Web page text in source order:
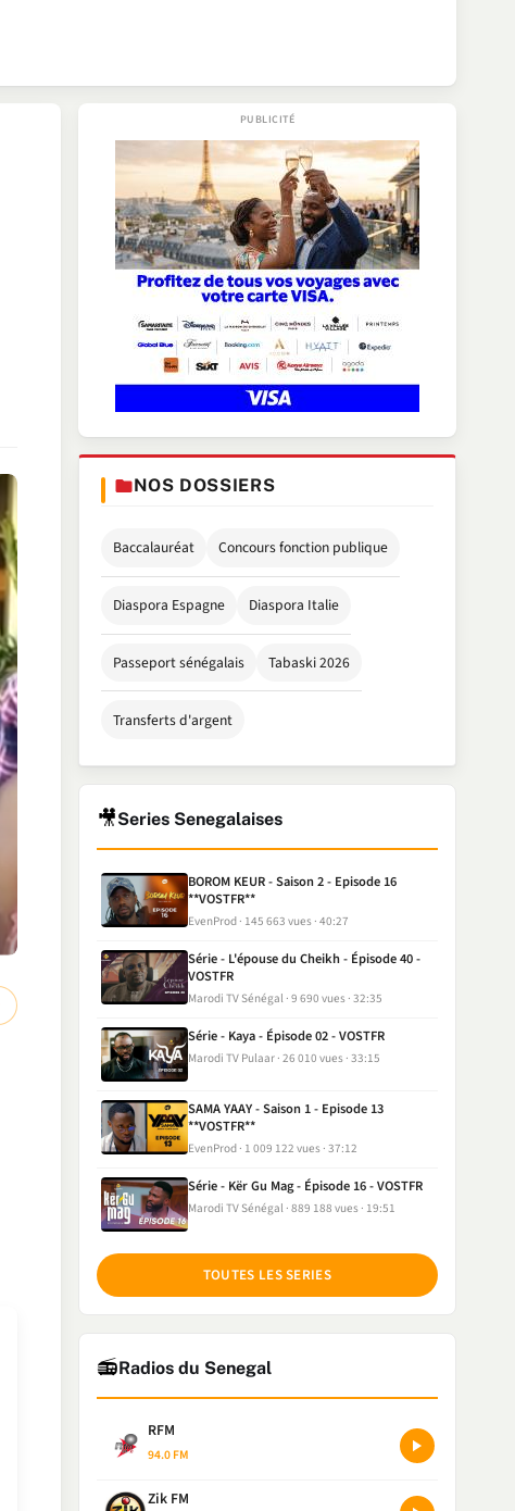
NOS DOSSIERS
Baccalauréat Concours fonction publique
Diaspora Espagne Diaspora Italie
Passeport sénégalais Tabaski 2026
Transferts d'argent
🎥Series Senegalaises
BOROM KEUR - Saison 2 - Episode 16
**VOSTFR**
EvenProd 145 663 vues 40:27
Série - L'épouse du Cheikh - Épisode 40 -
VOSTFR
Marodi TV Sénégal 9 690 vues 32:35
Série - Kaya - Épisode 02 - VOSTFR
Marodi TV Pulaar 26 010 vues 33:15
SAMA YAAY - Saison 1 - Episode 13
**VOSTFR**
EvenProd 1 009 122 vues 37:12
Série - Kër Gu Mag - Épisode 16 - VOSTFR
Marodi TV Sénégal 889 188 vues 19:51
TOUTES LES SERIES
📻Radios du Senegal
RFM
94.0 FM
Zik FM